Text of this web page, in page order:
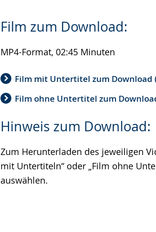
Film zum Download:
MP4-Format, 02:45 Minuten
Film mit Untertitel zum Download
Film ohne Untertitel zum
Hinweis zum Download:
Zum Herunterladen des jeweiligen
mit Untertiteln“ oder „Film ohne
auswählen.